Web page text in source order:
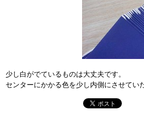
少し白がでているものは大丈夫です。
センターにかかる色を少し内側にさせて